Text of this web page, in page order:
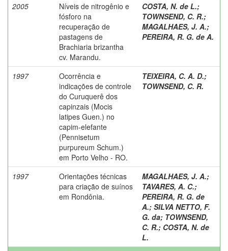
2005
Níveis de nitrogênio e
fósforo na
recuperação de
pastagens de
Brachiaria brizantha
cv. Marandu.
COSTA, N. de L.;
TOWNSEND, C. R.;
MAGALHAES, J. A.;
PEREIRA, R. G. de A.
1997
Ocorrência e
indicações de controle
do Curuquerê dos
capinzais (Mocis
latipes Guen.) no
capim-elefante
(Pennisetum
purpureum Schum.)
em Porto Velho - RO.
TEIXEIRA, C. A. D.;
TOWNSEND, C. R.
1997
Orientações técnicas
para criação de suínos
em Rondônia.
MAGALHAES, J. A.;
TAVARES, A. C.;
PEREIRA, R. G. de
A.; SILVA NETTO, F.
G. da; TOWNSEND,
C. R.; COSTA, N. de
L.